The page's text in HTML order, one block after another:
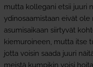
mutta kollegani etsii juuri
ydinosaamistaan eivät ole
asumisaikaan siirtyvät
kiemuroineen, mutta itse
jotta voisin saada juuri
meistä kumpikin voisi